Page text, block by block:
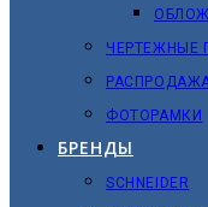
ЧЕРТЕЖНЫЕ
ФОТОРАМКИ
БРЕНДЫ
SCHNEIDER